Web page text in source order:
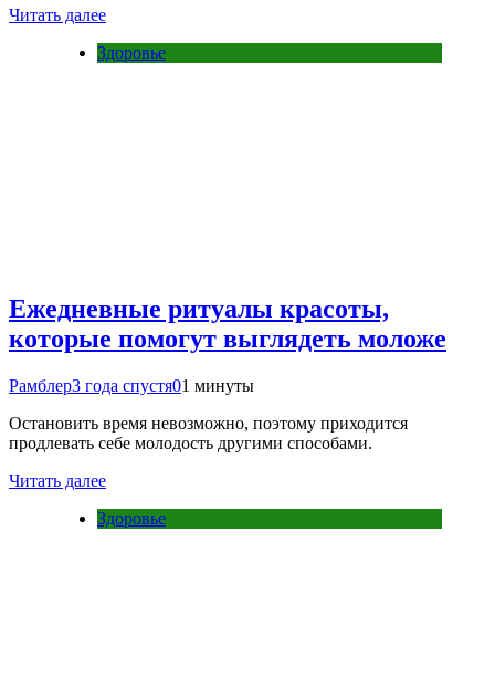
Читать далее
Здоровье
Ежедневные ритуалы красоты,
которые помогут выглядеть моложе
Рамблер3 года спустя01 минуты
Остановить время невозможно, поэтому приходится
продлевать себе молодость другими способами.
Читать далее
Здоровье